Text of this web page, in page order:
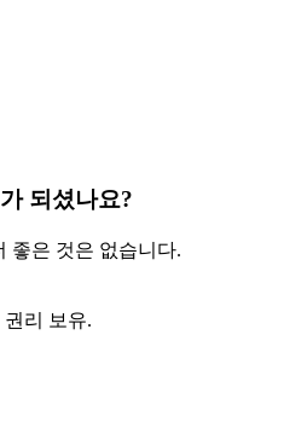
되셨나요?
좋은 것은 없습니다.
권리 보유.